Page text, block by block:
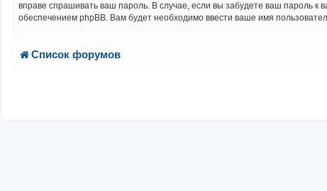
вправе спрашивать ваш пароль. В случае, если вы забудете ваш пароль
обеспечением phpBB. Вам будет необходимо ввести ваше имя
Список форумов